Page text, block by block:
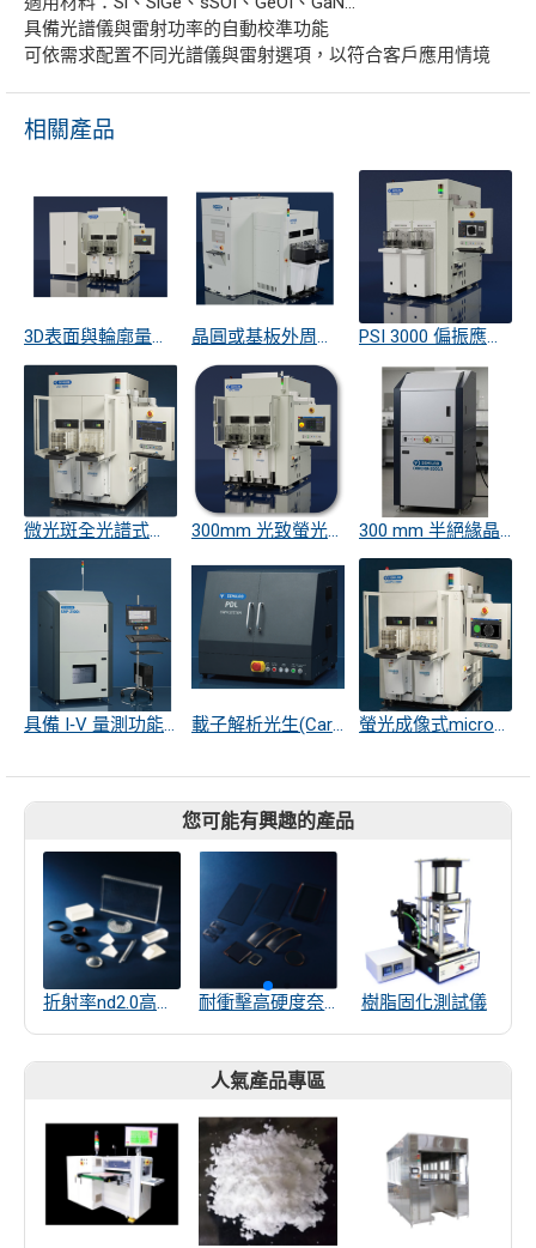
具備光譜儀與雷射功率的自動校準功能
可依需求配置不同光譜儀與雷射選項，以符合客戶應用情境
相關產品
3D表面與輪廓量測技術 (AFM) 晶圓或基板外周邊緣幾何形貌的精密量測系統 (E-Shape) PSI 3000 偏振應力成像系統 (PSI)
微光斑全光譜式橢偏儀 (uSE) 300mm 光致螢光光譜系統 (SPL) 300 mm 半絕緣晶圓非接觸式電阻率分佈量測系統 (COREMA)
具備 I‑V 量測功能的擴散電阻剖面分析系統 (SRP) 載子解析光生(Carrier-Resolved Photo) &平行偶極線(Paralleled Dipole Line）霍爾量測系統 (PDL) 螢光成像式microLED 功能檢測系統(LumiPix)
您可能有興趣的產品
折射率nd2.0高透過率光學玻璃 S-LAH99W 耐衝擊高硬度奈米微晶玻璃 NANOCERAM 樹脂固化測試儀
人氣產品專區